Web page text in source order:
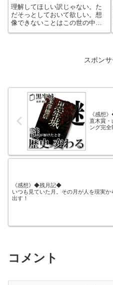
理解してほしい訳じゃない。た
だそっとしておいて欲しい。想
像できないことはこの世の中に
多く存在しているということを
捉えるか、否定的な問題作だと
ことになる。
スポン
《感想
直木賞・
ング完全
《感想》◆残月記◆
いつも見ていた月。その月が人を現実か
出す！
コメント